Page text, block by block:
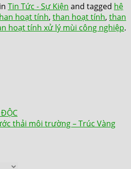
Tin Tức - Sự Kiện and tagged hệ
hoạt tính, than hoạt tính, than
hoạt tính xử lý mùi công nghiệp.
thải môi trường – Trúc Vàng